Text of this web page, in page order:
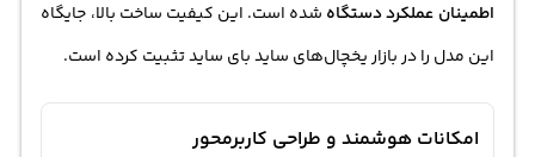
اطمینان عملکرد دستگاه شده است. این کیفیت ساخت بالا، جایگاه
این مدل را در بازار یخچال‌های ساید بای ساید تثبیت کرده است.
امکانات هوشمند و طراحی کاربرمحور